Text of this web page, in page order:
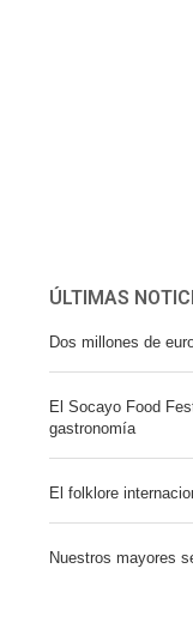
ÚLTIMAS
Dos millones de
El Socayo Food
gastronomía
El folklore
Nuestros mayores